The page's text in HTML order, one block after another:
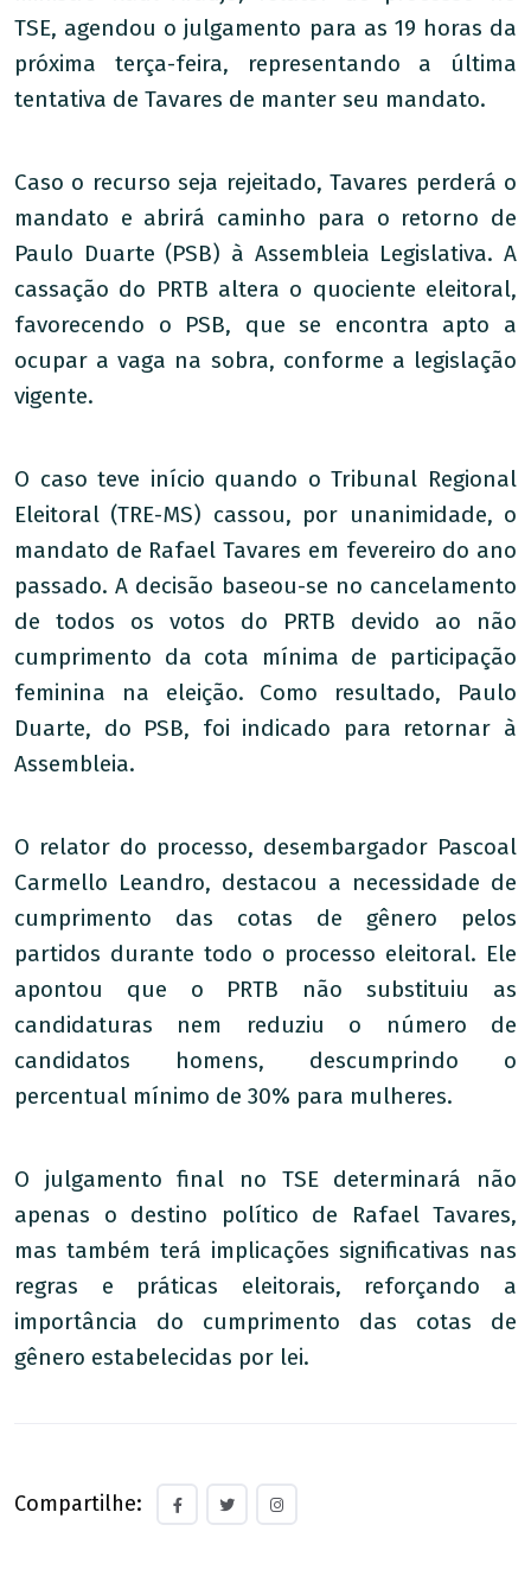
TSE, agendou o julgamento para as 19 horas da
próxima terça-feira, representando a última
tentativa de Tavares de manter seu mandato.
Caso o recurso seja rejeitado, Tavares perderá o
mandato e abrirá caminho para o retorno de
Paulo Duarte (PSB) à Assembleia Legislativa. A
cassação do PRTB altera o quociente eleitoral,
favorecendo o PSB, que se encontra apto a
ocupar a vaga na sobra, conforme a legislação
vigente.
O caso teve início quando o Tribunal Regional
Eleitoral (TRE-MS) cassou, por unanimidade, o
mandato de Rafael Tavares em fevereiro do ano
passado. A decisão baseou-se no cancelamento
de todos os votos do PRTB devido ao não
cumprimento da cota mínima de participação
feminina na eleição. Como resultado, Paulo
Duarte, do PSB, foi indicado para retornar à
Assembleia.
O relator do processo, desembargador Pascoal
Carmello Leandro, destacou a necessidade de
cumprimento das cotas de gênero pelos
partidos durante todo o processo eleitoral. Ele
apontou que o PRTB não substituiu as
candidaturas nem reduziu o número de
candidatos homens, descumprindo o
percentual mínimo de 30% para mulheres.
O julgamento final no TSE determinará não
apenas o destino político de Rafael Tavares,
mas também terá implicações significativas nas
regras e práticas eleitorais, reforçando a
importância do cumprimento das cotas de
gênero estabelecidas por lei.
Compartilhe: